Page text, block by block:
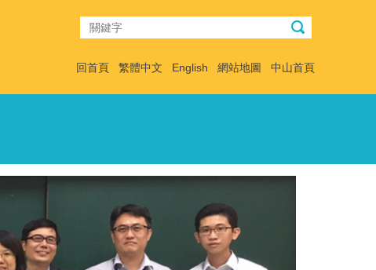
回首頁 繁體中文 English 網站地圖 中山首頁